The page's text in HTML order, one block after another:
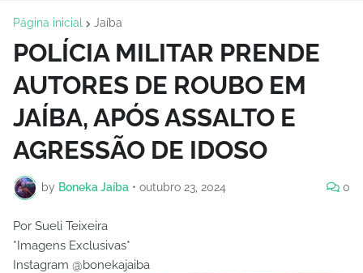
Página inicial Jaíba
POLÍCIA MILITAR PRENDE
AUTORES DE ROUBO EM
JAÍBA, APÓS ASSALTO E
AGRESSÃO DE IDOSO
by Boneka Jaíba • outubro 23, 2024 0
Por Sueli Teixeira
*Imagens Exclusivas*
Instagram @bonekajaiba